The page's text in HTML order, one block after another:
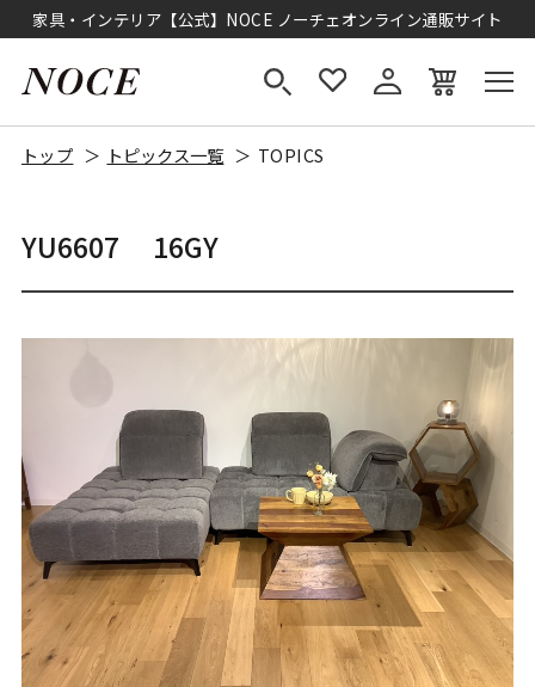
家具・インテリア【公式】NOCE ノーチェオンライン通販サイト
トップ トピックス一覧 TOPICS
YU6607 16GY